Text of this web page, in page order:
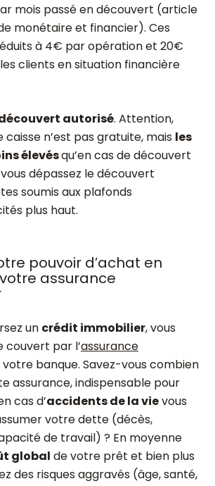
mois passé en découvert (article
monétaire et financier). Ces
à 4€ par opération et 20€
clients en situation financière
autorisé. Attention,
n’est pas gratuite, mais les
élevésqu’en cas de découvert
dépassez le découvert
soumis aux plafonds
plus haut.
pouvoir d’achat en
assurance
un crédit immobilier, vous
couvert par l’assurance
votre banque. Savez-vous combien
assurance, indispensable pour
cas d’accidents de la vievous
votre dette (décès,
de travail) ? En moyenne
global de votre prêt et bien plus
des risques aggravés (âge, santé,